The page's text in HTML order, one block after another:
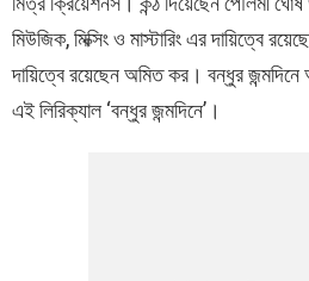
মিউজিক, মিক্সিং ও মাস্টারিং এর দায়িত্বে
দায়িত্বে রয়েছেন অমিত কর। বন্ধুর
এই লিরিক্যাল ‘বন্ধুর জন্মদিনে’।